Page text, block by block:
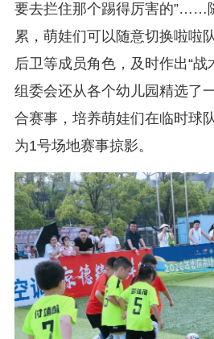
要去拦住那个踢得厉害的”……
累，萌娃们可以随意切换啦啦
后卫等成员角色，及时作出“战
组委会还从各个幼儿园精选了
合赛事，培养萌娃们在临时球
为1号场地赛事掠影。